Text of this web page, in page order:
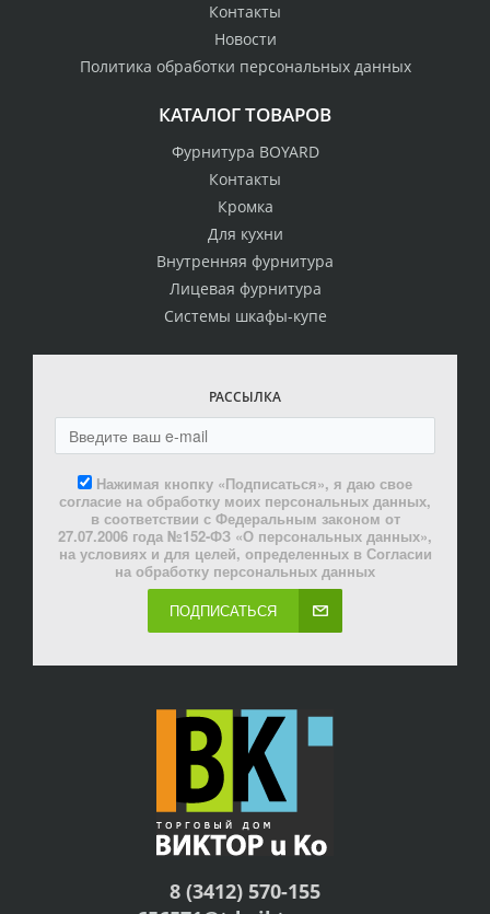
Контакты
Новости
Политика обработки персональных данных
КАТАЛОГ ТОВАРОВ
Фурнитура BOYARD
Контакты
Кромка
Для кухни
Внутренняя фурнитура
Лицевая фурнитура
Системы шкафы-купе
РАССЫЛКА
Нажимая кнопку «Подписаться», я даю свое
согласие на обработку моих персональных данных,
в соответствии с Федеральным законом от
27.07.2006 года №152-ФЗ «О персональных данных»,
на условиях и для целей, определенных в Согласии
на обработку персональных данных
ПОДПИСАТЬСЯ
8 (3412) 570-155